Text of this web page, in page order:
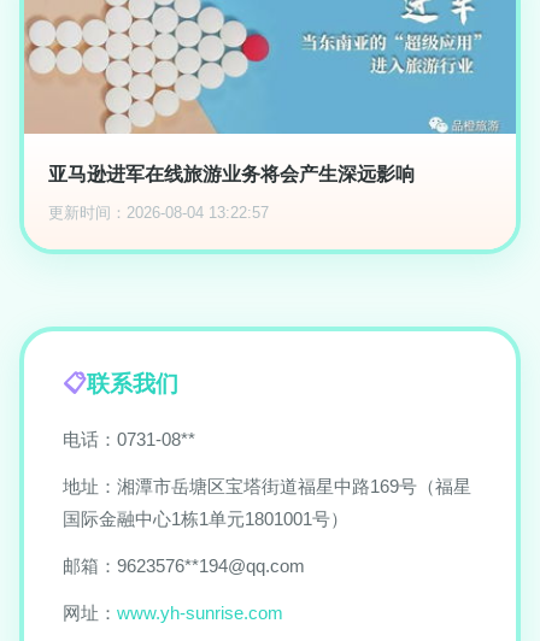
亚马逊进军在线旅游业务将会产生深远影响
更新时间：2026-08-04 13:22:57
联系我们
电话：0731-08**
地址：湘潭市岳塘区宝塔街道福星中路169号（福星
国际金融中心1栋1单元1801001号）
邮箱：9623576**194@qq.com
网址： www.yh-sunrise.com